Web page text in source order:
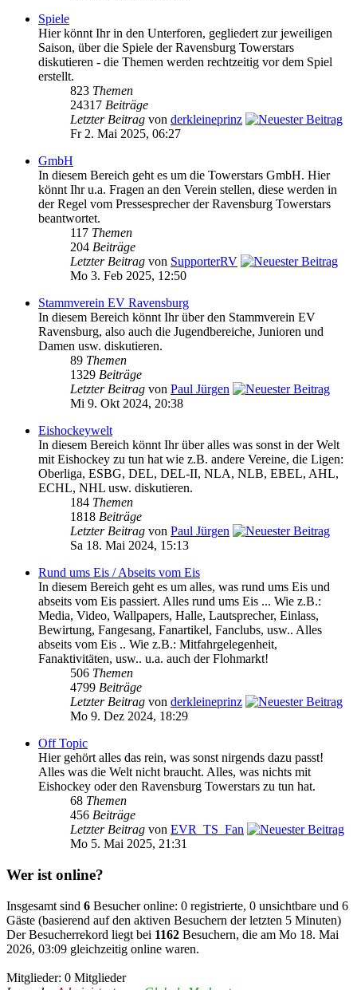
Spiele
Hier könnt Ihr in den Unterforen, gegliedert zur jeweiligen
Saison, über die Spiele der Ravensburg Towerstars
diskutieren - die Themen werden rechtzeitig vor dem Spiel
erstellt.
823 Themen
24317 Beiträge
Letzter Beitrag von derkleineprinz
Fr 2. Mai 2025, 06:27
GmbH
In diesem Bereich geht es um die Towerstars GmbH. Hier
könnt Ihr u.a. Fragen an den Verein stellen, diese werden in
der Regel vom Pressesprecher der Ravensburg Towerstars
beantwortet.
117 Themen
204 Beiträge
Letzter Beitrag von SupporterRV
Mo 3. Feb 2025, 12:50
Stammverein EV Ravensburg
In diesem Bereich könnt Ihr über den Stammverein EV
Ravensburg, also auch die Jugendbereiche, Junioren und
Damen usw. diskutieren.
89 Themen
1329 Beiträge
Letzter Beitrag von Paul Jürgen
Mi 9. Okt 2024, 20:38
Eishockeywelt
In diesem Bereich könnt Ihr über alles was sonst in der Welt
mit Eishockey zu tun hat wie z.B. andere Vereine, die Ligen:
Oberliga, ESBG, DEL, DEL-II, NLA, NLB, EBEL, AHL,
ECHL, NHL usw. diskutieren.
184 Themen
1818 Beiträge
Letzter Beitrag von Paul Jürgen
Sa 18. Mai 2024, 15:13
Rund ums Eis / Abseits vom Eis
In diesem Bereich geht es um alles, was rund ums Eis und
abseits vom Eis passiert. Alles rund ums Eis ... Wie z.B.:
Media, Video, Wallpapers, Halle, Lautsprecher, Einlass,
Bewirtung, Fangesang, Fanartikel, Fanclubs, usw.. Alles
abseits vom Eis .. Wie z.B.: Mitfahrgelegenheit,
Fanaktivitäten, usw.. u.a. auch der Flohmarkt!
506 Themen
4799 Beiträge
Letzter Beitrag von derkleineprinz
Mo 9. Dez 2024, 18:29
Off Topic
Hier gehört alles das rein, was sonst nirgends dazu passt!
Alles was die Welt nicht braucht. Alles, was nichts mit
Eishockey oder den Ravensburg Towerstars zu tun hat.
68 Themen
456 Beiträge
Letzter Beitrag von EVR_TS_Fan
Mo 5. Mai 2025, 21:31
Wer ist online?
Insgesamt sind 6 Besucher online: 0 registrierte, 0 unsichtbare und 6
Gäste (basierend auf den aktiven Besuchern der letzten 5 Minuten)
Der Besucherrekord liegt bei 1162 Besuchern, die am Mo 18. Mai
2026, 03:09 gleichzeitig online waren.
Mitglieder: 0 Mitglieder